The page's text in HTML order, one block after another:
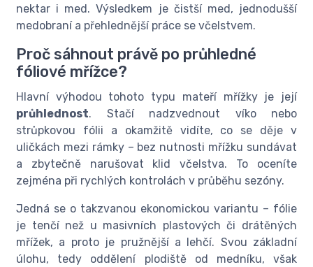
nektar i med. Výsledkem je čistší med, jednodušší
medobraní a přehlednější práce se včelstvem.
Proč sáhnout právě po průhledné
fóliové mřížce?
Hlavní výhodou tohoto typu mateří mřížky je její
průhlednost. Stačí nadzvednout víko nebo
strůpkovou fólii a okamžitě vidíte, co se děje v
uličkách mezi rámky – bez nutnosti mřížku sundávat
a zbytečně narušovat klid včelstva. To oceníte
zejména při rychlých kontrolách v průběhu sezóny.
Jedná se o takzvanou ekonomickou variantu – fólie
je tenčí než u masivních plastových či drátěných
mřížek, a proto je pružnější a lehčí. Svou základní
úlohu, tedy oddělení plodiště od medníku, však